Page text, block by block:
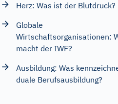
Herz: Was ist der Blutdruck?
Globale
Wirtschaftsorganisationen:
macht der IWF?
Ausbildung: Was
duale Berufsausbildung?